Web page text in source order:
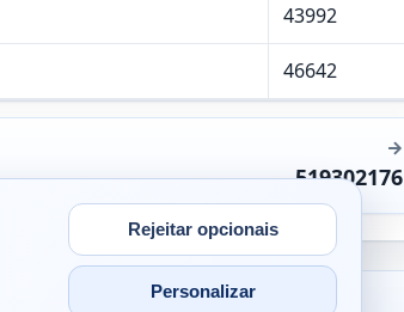
43992
46642
519302176
Rejeitar opcionais
Personalizar